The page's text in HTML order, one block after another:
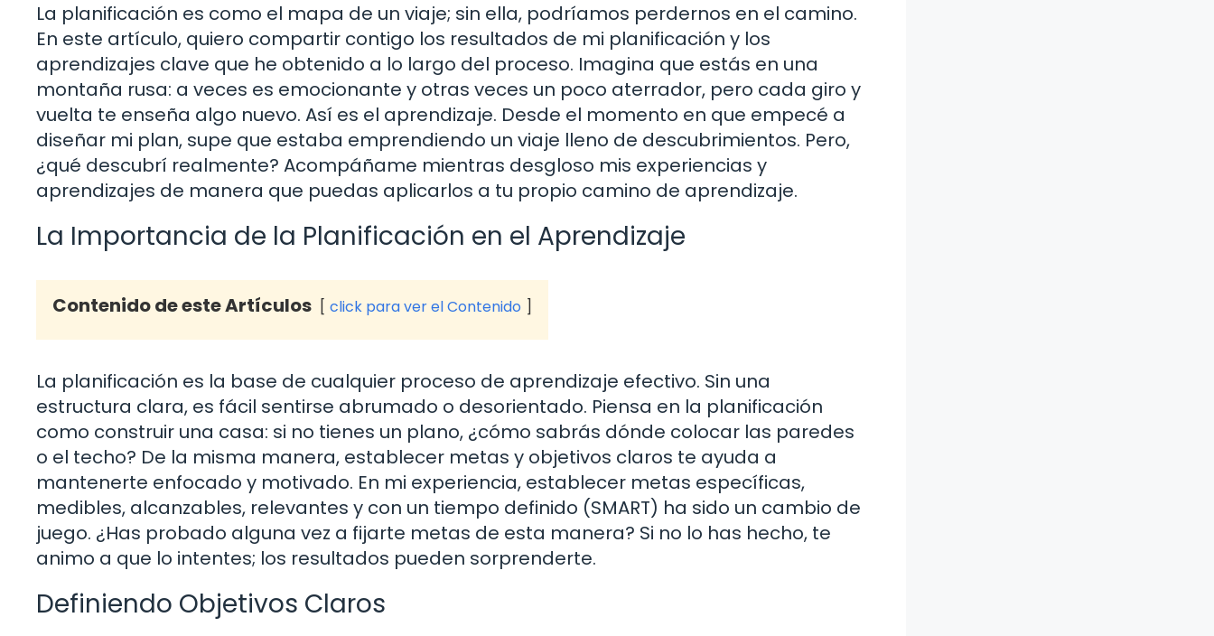
La planificación es como el mapa de un viaje; sin ella, podríamos perdernos en el camino.
En este artículo, quiero compartir contigo los resultados de mi planificación y los
aprendizajes clave que he obtenido a lo largo del proceso. Imagina que estás en una
montaña rusa: a veces es emocionante y otras veces un poco aterrador, pero cada giro y
vuelta te enseña algo nuevo. Así es el aprendizaje. Desde el momento en que empecé a
diseñar mi plan, supe que estaba emprendiendo un viaje lleno de descubrimientos. Pero,
¿qué descubrí realmente? Acompáñame mientras desgloso mis experiencias y
aprendizajes de manera que puedas aplicarlos a tu propio camino de aprendizaje.
La Importancia de la Planificación en el Aprendizaje
Contenido de este Artículos click para ver el Contenido
La planificación es la base de cualquier proceso de aprendizaje efectivo. Sin una
estructura clara, es fácil sentirse abrumado o desorientado. Piensa en la planificación
como construir una casa: si no tienes un plano, ¿cómo sabrás dónde colocar las paredes
o el techo? De la misma manera, establecer metas y objetivos claros te ayuda a
mantenerte enfocado y motivado. En mi experiencia, establecer metas específicas,
medibles, alcanzables, relevantes y con un tiempo definido (SMART) ha sido un cambio de
juego. ¿Has probado alguna vez a fijarte metas de esta manera? Si no lo has hecho, te
animo a que lo intentes; los resultados pueden sorprenderte.
Definiendo Objetivos Claros